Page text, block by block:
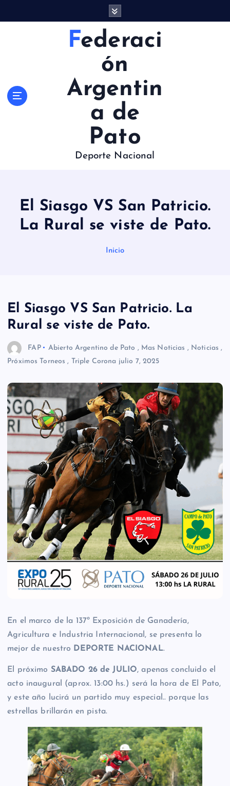
Federaci
ón
Argentin
a de
Pato
Deporte Nacional
El Siasgo VS San Patricio.
La Rural se viste de Pato.
Inicio
El Siasgo VS San Patricio. La
Rural se viste de Pato.
FAP Abierto Argentino de Pato , Mas Noticias , Noticias ,
Próximos Torneos , Triple Corona julio 7, 2025
En el marco de la 137º Exposición de Ganadería,
Agricultura e Industria Internacional, se presenta lo
mejor de nuestro
DEPORTE NACIONAL.
El próximo SABADO 26 de JULIO, apenas concluido el
acto inaugural (aprox. 13:00 hs.) será la hora de El Pato,
y este año lucirá un partido muy especial.. porque las
estrellas brillarán en pista.